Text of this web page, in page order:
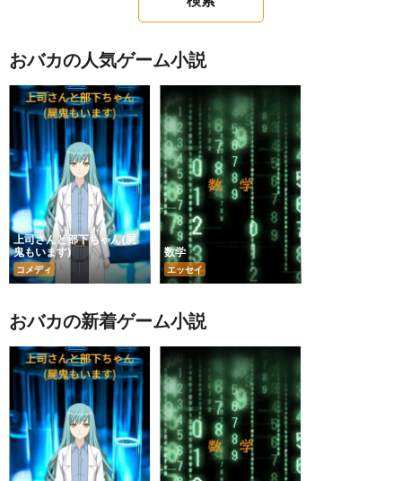
おバカの人気ゲーム小説
上司さんと部下ちゃん(屍
鬼もいます)
コメディ
数学
エッセイ
おバカの新着ゲーム小説